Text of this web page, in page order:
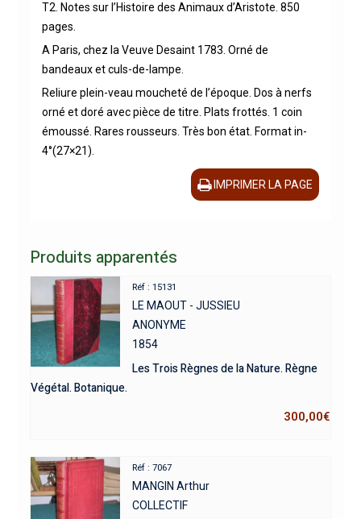
T2. Notes sur l’Histoire des Animaux d’Aristote. 850
pages.
A Paris, chez la Veuve Desaint 1783. Orné de
bandeaux et culs-de-lampe.
Reliure plein-veau moucheté de l’époque. Dos à nerfs
orné et doré avec pièce de titre. Plats frottés. 1 coin
émoussé. Rares rousseurs. Très bon état. Format in-
4°(27×21).
IMPRIMER LA PAGE
Produits apparentés
Réf : 15131
LE MAOUT - JUSSIEU
ANONYME
1854
Les Trois Règnes de la Nature. Règne
Végétal. Botanique.
300,00€
Réf : 7067
MANGIN Arthur
COLLECTIF